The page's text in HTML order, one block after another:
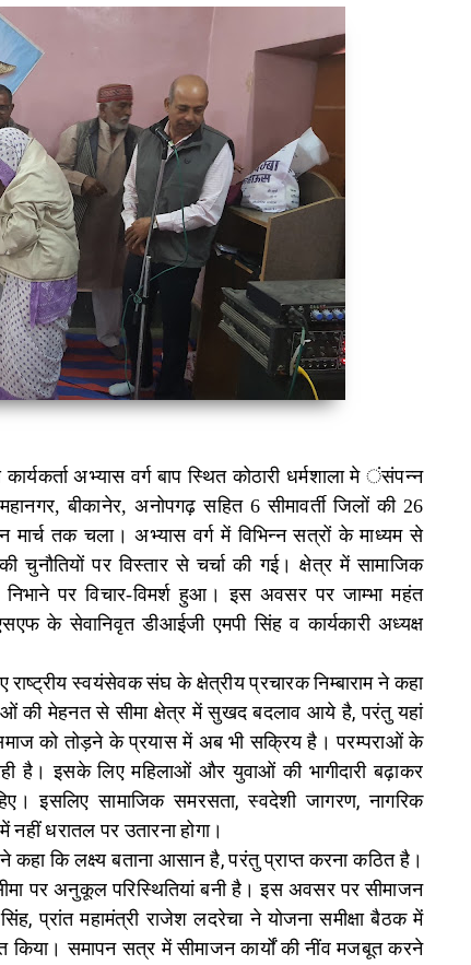
अभ्यास वर्ग बाप स्थित कोठारी धर्मशाला मे ंसंपन्न
बीकानेर, अनोपगढ़ सहित 6 सीमावर्ती जिलों की 26
मार्च तक चला। अभ्यास वर्ग में विभिन्न सत्रों के माध्यम से
चुनौतियों पर विस्तार से चर्चा की गई। क्षेत्र में सामाजिक
पर विचार-विमर्श हुआ। इस अवसर पर जाम्भा महंत
के सेवानिवृत डीआईजी एमपी सिंह व कार्यकारी अध्यक्ष
स्वयंसेवक संघ के क्षेत्रीय प्रचारक निम्बाराम ने कहा
की मेहनत से सीमा क्षेत्र में सुखद बदलाव आये है, परंतु यहां
को तोड़ने के प्रयास में अब भी सक्रिय है। परम्पराओं के
है। इसके लिए महिलाओं और युवाओं की भागीदारी बढ़ाकर
इसलिए सामाजिक समरसता, स्वदेशी जागरण, नागरिक
नहीं धरातल पर उतारना होगा।
कि लक्ष्य बताना आसान है, परंतु प्राप्त करना कठित है।
पर अनुकूल परिस्थितियां बनी है। इस अवसर पर सीमाजन
प्रांत महामंत्री राजेश लदरेचा ने योजना समीक्षा बैठक में
किया। समापन सत्र में सीमाजन कार्यों की नींव मजबूत करने